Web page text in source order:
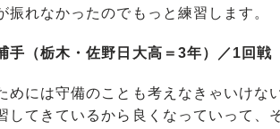
振れなかったのでもっと練習します。
手（栃木・佐野日大高＝3年）／1回戦
には守備のことも考えなきゃいけな
してきているから良くなっていって、